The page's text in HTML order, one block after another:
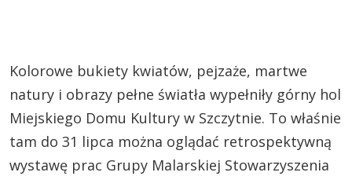
Kolorowe bukiety kwiatów, pejzaże, martwe
natury i obrazy pełne światła wypełniły górny hol
Miejskiego Domu Kultury w Szczytnie. To właśnie
tam do 31 lipca można oglądać retrospektywną
wystawę prac Grupy Malarskiej Stowarzyszenia